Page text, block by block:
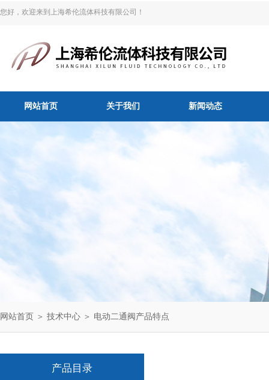
您好，欢迎来到上海希伦流体科技有限公司！
网站首页 关于我们 新闻动态
网站首页 ＞ 技术中心 ＞ 电动二通阀产品特点
产品目录